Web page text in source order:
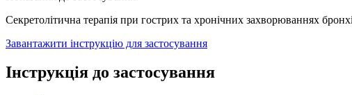
Секретолітична терапія при гострих та хронічних захворюваннях
Завантажити інструкцію для застосування
Інструкція до застосування